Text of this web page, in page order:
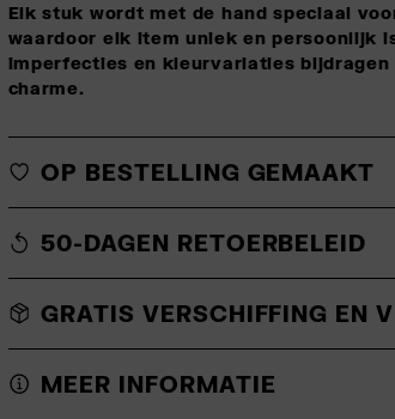
Elk stuk wordt met de hand speciaal
waardoor elk item uniek en persoonlijk
imperfecties en kleurvariaties bijdragen
charme.
OP BESTELLING GEMAAKT
50-DAGEN RETOERBELEID
GRATIS VERSCHIFFING EN
MEER INFORMATIE